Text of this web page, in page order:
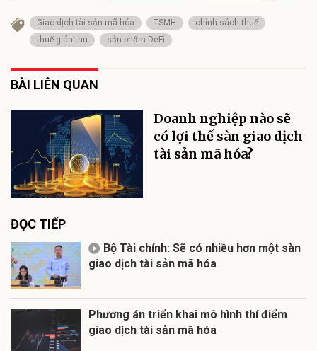
Giao dịch tài sản mã hóa TSMH
chính sách thuế
thuế gián thu
sản phẩm DeFi
BÀI LIÊN QUAN
Doanh nghiệp nào sẽ
có lợi thế sàn giao dịch
tài sản mã hóa?
ĐỌC TIẾP
Bộ Tài chính: Sẽ có nhiều hơn một sàn
giao dịch tài sản mã hóa
Phương án triển khai mô hình thí điểm
giao dịch tài sản mã hóa